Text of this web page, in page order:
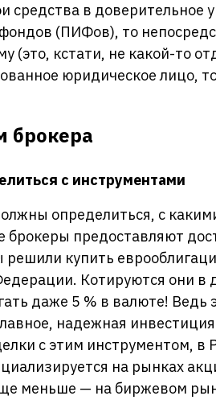
средства в доверительное
(ПИФов), то
(это, кстати, не какой-то
юридическое лицо,
брокера
с инструментами
определиться, с
брокеры предоставляют
купить
Котируются они в
даже 5 % в валюте! Ведь
надежная
с этим инструментом, в
на рынках
меньше — на биржевом